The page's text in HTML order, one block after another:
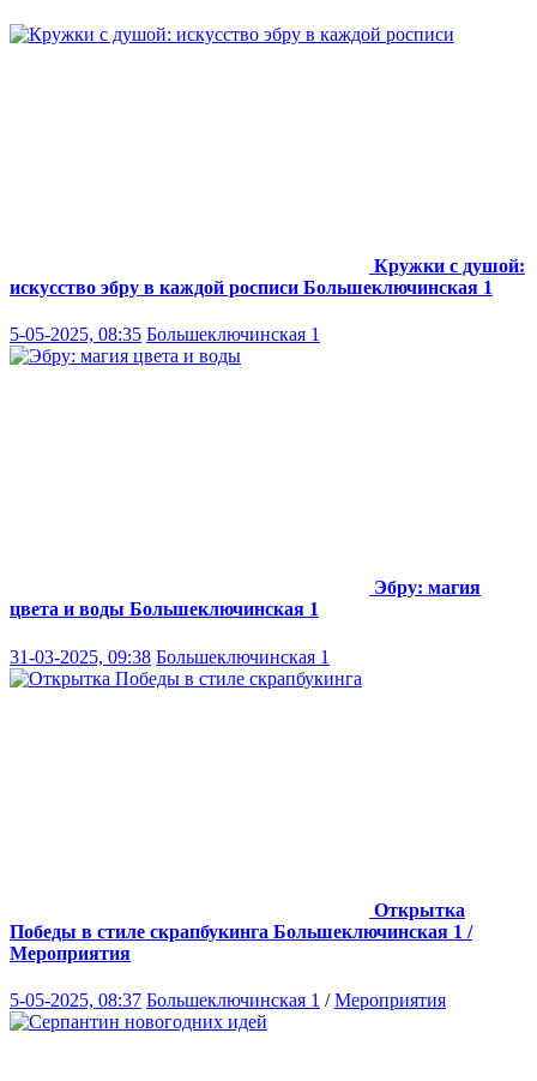
Кружки с душой:
искусство эбру в каждой росписи Большеключинская 1
5-05-2025, 08:35 Большеключинская 1
Эбру: магия
цвета и воды Большеключинская 1
31-03-2025, 09:38 Большеключинская 1
Открытка
Победы в стиле скрапбукинга Большеключинская 1 /
Мероприятия
5-05-2025, 08:37 Большеключинская 1 /Мероприятия